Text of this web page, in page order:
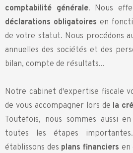
comptabilité générale. Nous
déclarations obligatoires en
de votre statut. Nous procédons
annuelles des sociétés et des
bilan, compte de résultats...
Notre cabinet d'expertise fiscale
de vous accompagner lors de la
Toutefois, nous sommes aussi
toutes les étapes
établissons des plans financiers en